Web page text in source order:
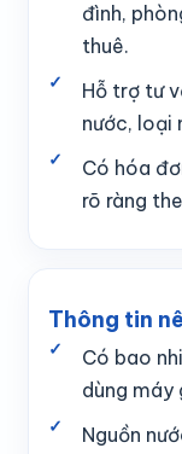
đình,
thuê.
Hỗ trợ tư
nước, loại
Có hóa
rõ ràng
Thông tin
Có bao
dùng máy
Nguồn